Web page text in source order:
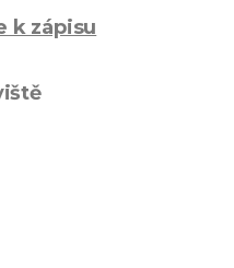
k zápisu